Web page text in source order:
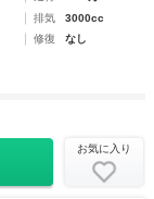
排気
3000cc
修復
なし
お気に入り